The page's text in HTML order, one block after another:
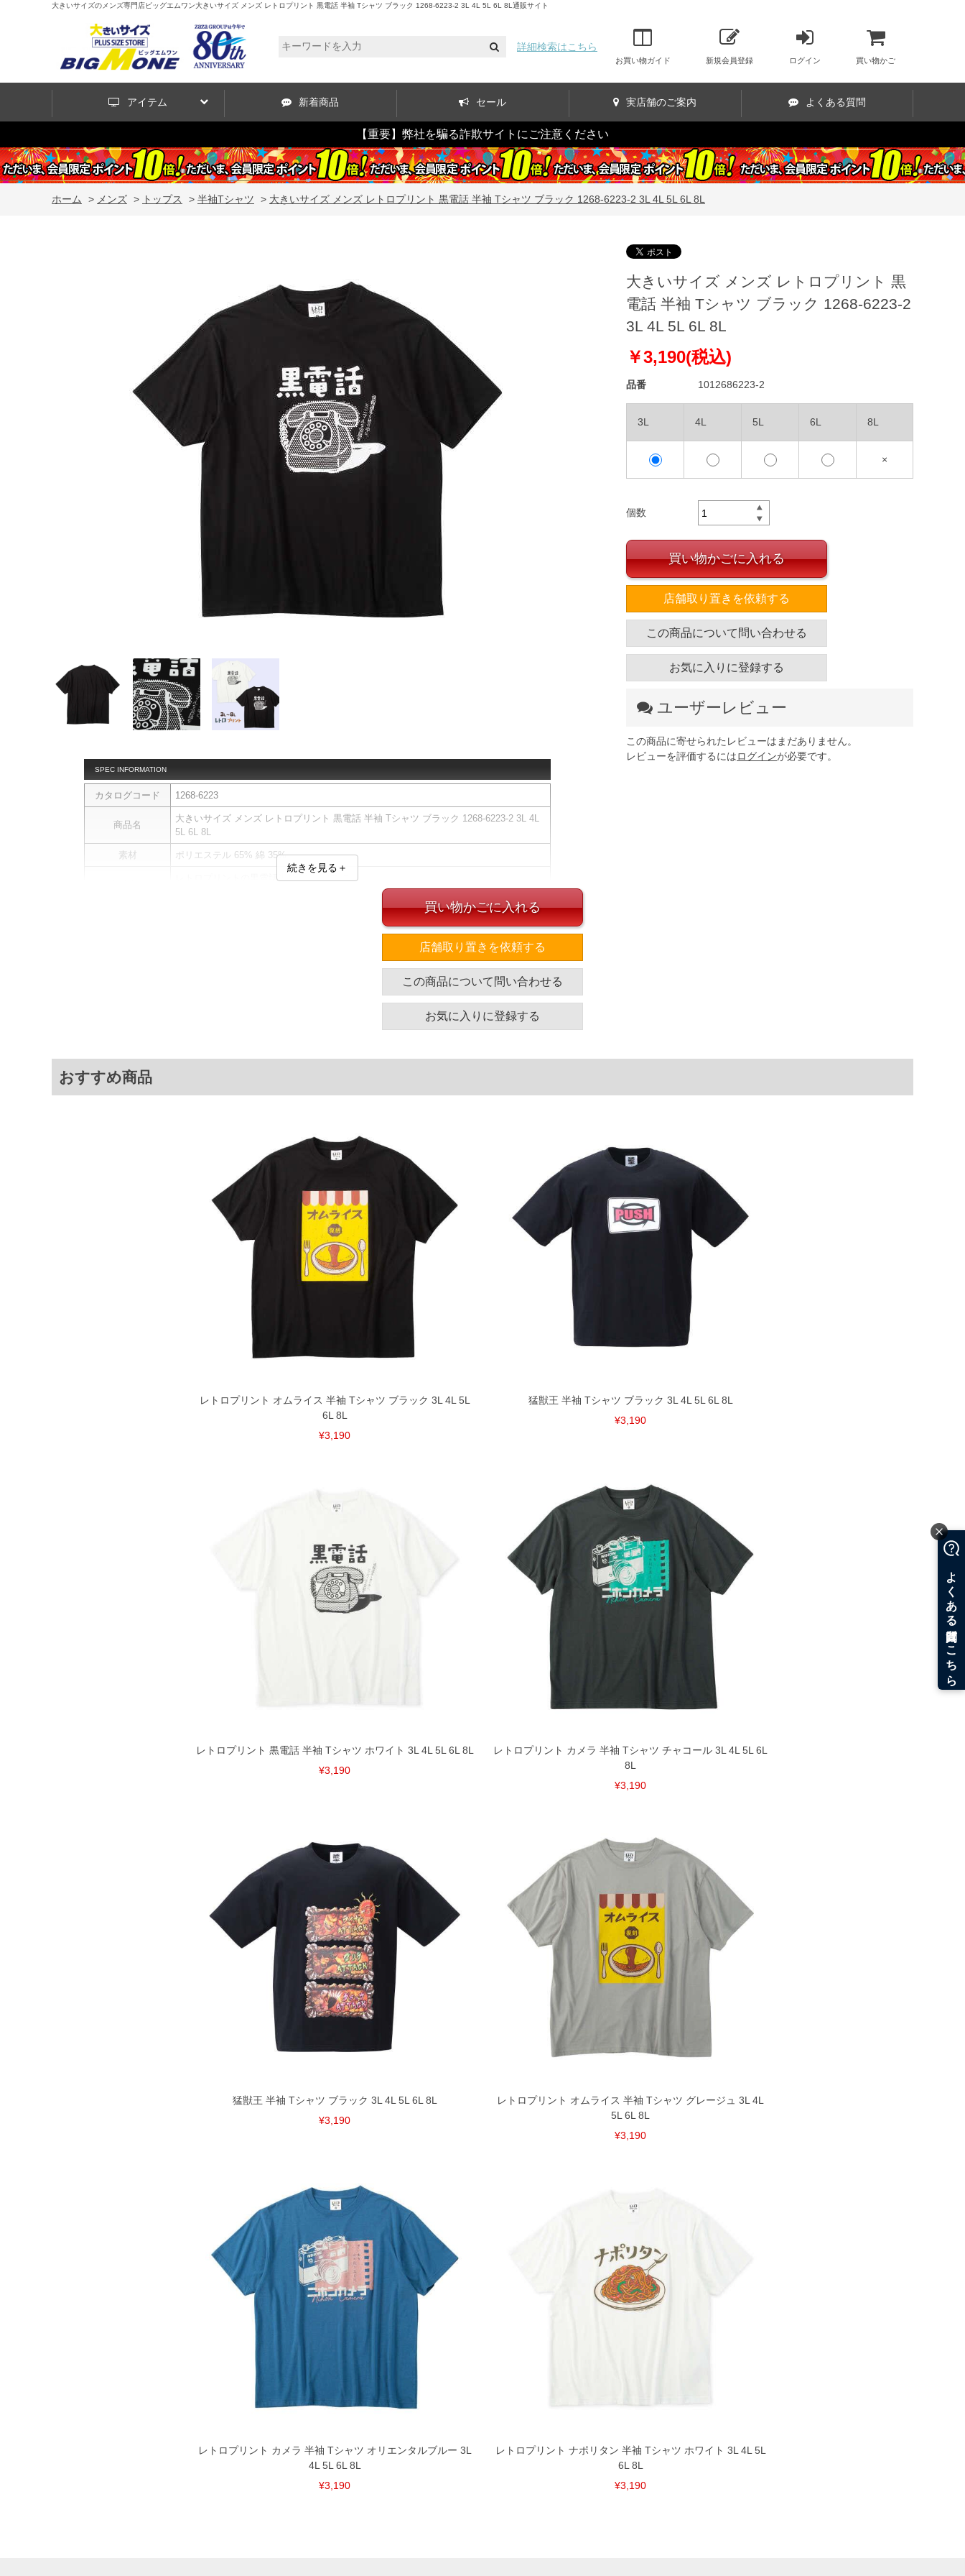
大きいサイズのメンズ専門店ビッグエムワン大きいサイズ メンズ レトロプリント 黒電話 半袖 Tシャツ ブラック 1268-6223-2 3L 4L 5L 6L 8L通販サイト
詳細検索はこちら
お買い物ガイド 新規会員登録 ログイン 買い物かご
アイテム 新着商品 セール 実店舗のご案内 よくある質問
【重要】弊社を騙る詐欺サイトにご注意ください
ホーム > メンズ > トップス > 半袖Tシャツ > 大きいサイズ メンズ レトロプリント 黒電話 半袖 Tシャツ ブラック 1268-6223-2 3L 4L 5L 6L 8L
SPEC INFORMATION
カタログコード 1268-6223
商品名
大きいサイズ メンズ レトロプリント 黒電話 半袖 Tシャツ ブラック 1268-6223-2 3L 4L
5L 6L 8L
素材 ポリエステル 65% 綿 35%
レトロプリントの黒電話半袖Tシャツです。
肩幅 袖丈
60 25
62 26
※上記サイズが実際の商品に付いているタグのサイズ表記と異なる場合があります。お取り
扱い前に商品付属タグの記載もご確認下さい。
※当店での掲載商品は、実店鋪と在庫を共用しておりますので店頭での売り違い、店舗から
のお取り寄せ等により、お客様にご迷惑をお掛けしてしまう場合がございます。そのような
ことがない様最大限に努めておりますが、もしあった場合速やかにご連絡させて頂きますの
で予めご了承ください。
※【ボトムの裾上げをご希望の場合】
裾上げ料金は500円+税となります。
備考欄に股下●cmとご記入下さい。（裾上げ無料対象商品は1本につき税込6,000円以上の品
が対象。1本5,999円以下の商品は有料（500円+税）となります。）
出荷まで約1週間～20日間程お時間を頂く場合がございます。
一部、お直しに対応出来ない商品がございます。(例：裾にファスナーや調節ひもが付いて
いる、極端なデザインが施されている等)
※【返品交換について】
続きを見る＋
大きいサイズ メンズ レトロプリント 黒
電話 半袖 Tシャツ ブラック 1268-6223-2
3L 4L 5L 6L 8L
￥3,190(税込)
品番 1012686223-2
3L 4L 5L 6L 8L
×
個数
買い物かごに入れる
店舗取り置きを依頼する
この商品について問い合わせる
お気に入りに登録する
ユーザーレビュー
この商品に寄せられたレビューはまだありません。
レビューを評価するにはログインが必要です。
買い物かごに入れる
店舗取り置きを依頼する
この商品について問い合わせる
お気に入りに登録する
おすすめ商品
レトロプリント オムライス 半袖 Tシャツ ブラック 3L 4L 5L
6L 8L
¥3,190
猛獣王 半袖 Tシャツ ブラック 3L 4L 5L 6L 8L
¥3,190
レトロプリント 黒電話 半袖 Tシャツ ホワイト 3L 4L 5L 6L 8L
¥3,190
レトロプリント カメラ 半袖 Tシャツ チャコール 3L 4L 5L 6L
8L
¥3,190
猛獣王 半袖 Tシャツ ブラック 3L 4L 5L 6L 8L
¥3,190
レトロプリント オムライス 半袖 Tシャツ グレージュ 3L 4L
5L 6L 8L
¥3,190
レトロプリント カメラ 半袖 Tシャツ オリエンタルブルー 3L
4L 5L 6L 8L
¥3,190
レトロプリント ナポリタン 半袖 Tシャツ ホワイト 3L 4L 5L
6L 8L
¥3,190